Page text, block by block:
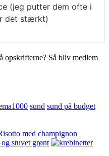
(jeg putter dem ofte i
det stærkt)
opskrifterne? Så bliv medlem
sund sund på budget
med champignon
stuvet grønt